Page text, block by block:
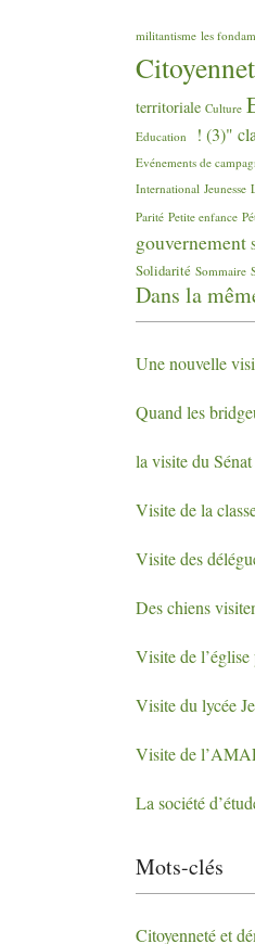
militantisme les
territoriale Culture
Education ! (3)"
Evénements de
International Jeunesse
Parité Petite enfance
gouvernement
Solidarité Sommaire
Dans la
Une nouvelle
Quand les
la visite du Sénat
Visite de la
Visite des
Des chiens
Visite de l’église
Visite du lycée
Visite de l’
La société
Mots-clés
Citoyenneté et